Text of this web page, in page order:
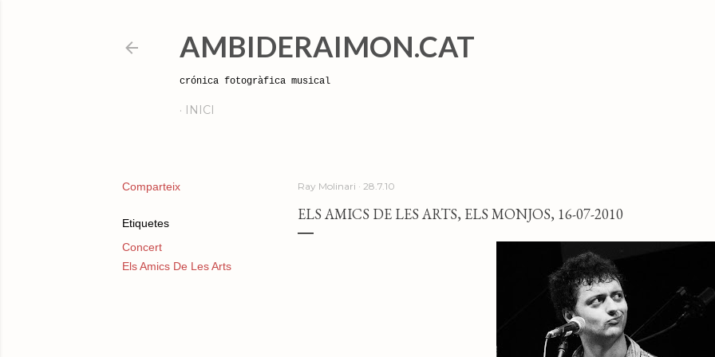
AMBIDERAIMON.CAT
crónica fotogràfica musical
INICI
Comparteix
Etiquetes
Concert
Els Amics De Les Arts
Ray Molinari 28.7.10
ELS AMICS DE LES ARTS, ELS MONJOS, 16-07-2010